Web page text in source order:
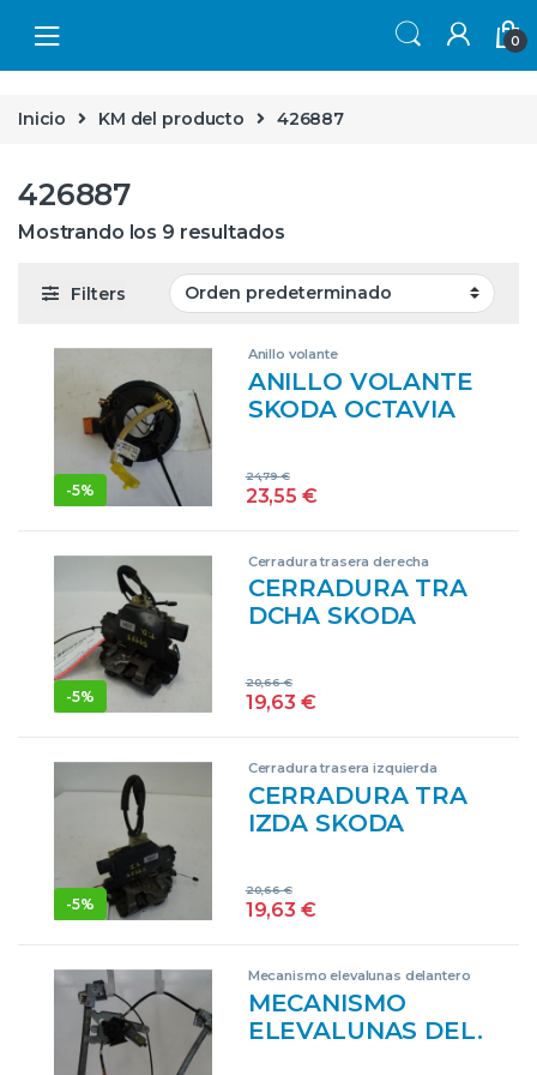
0
Inicio KM del producto 426887
426887
Mostrando los 9 resultados
Filters
-5%
Anillo volante
ANILLO VOLANTE
SKODA OCTAVIA
AXR 1J0959653E
23,55 €
24,79€
-5%
Cerradura trasera derecha
CERRADURA TRA
DCHA SKODA
TDI AXR
19,63 €
20,66€
-5%
Cerradura trasera izquierda
CERRADURA TRA
IZDA SKODA
TDI AXR
19,63 €
20,66€
Mecanismo elevalunas delantero
MECANISMO
ELEVALUNAS DEL.